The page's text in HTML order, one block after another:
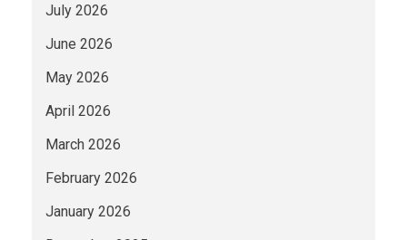
July 2026
June 2026
May 2026
April 2026
March 2026
February 2026
January 2026